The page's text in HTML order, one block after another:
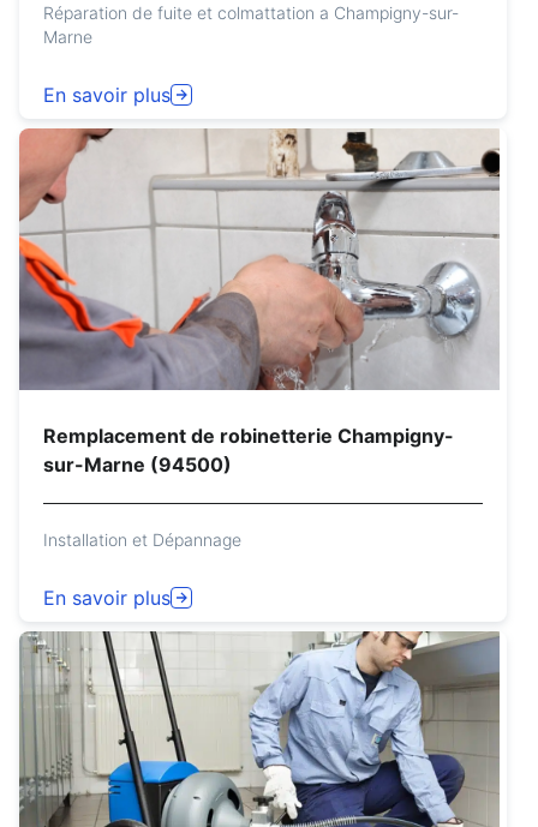
Réparation de fuite et colmattation a Champigny-sur-
Marne
En savoir plus
Remplacement de robinetterie Champigny-
sur-Marne (94500)
Installation et Dépannage
En savoir plus